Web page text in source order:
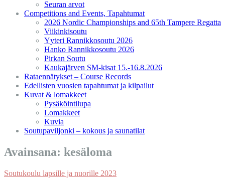
Seuran arvot
Competitions and Events, Tapahtumat
2026 Nordic Championships and 65th Tampere Regatta
Viikinkisoutu
Yyteri Rannikkosoutu 2026
Hanko Rannikkosoutu 2026
Pirkan Soutu
Kaukajärven SM-kisat 15.-16.8.2026
Rataennätykset – Course Records
Edellisten vuosien tapahtumat ja kilpailut
Kuvat & lomakkeet
Pysäköintilupa
Lomakkeet
Kuvia
Soutupaviljonki – kokous ja saunatilat
Avainsana: kesäloma
Soutukoulu lapsille ja nuorille 2023